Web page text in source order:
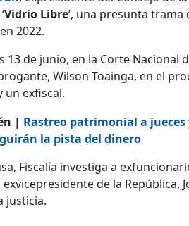
Vidrio Libre’, una presunta
en 2022.
13 de junio, en la Corte Nacional
Wilson Toainga, en el
un exfiscal.
| Rastreo patrimonial a
la pista del dinero
Fiscalía investiga a
de la República,
justicia.